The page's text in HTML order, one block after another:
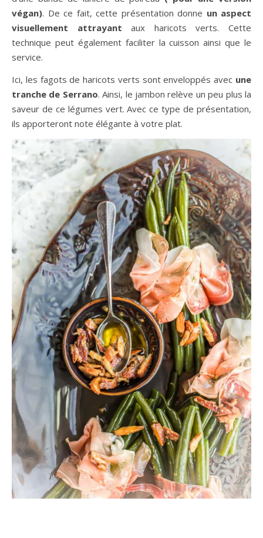
végan). De ce fait, cette présentation donne un aspect
visuellement attrayant aux haricots verts. Cette
technique peut également faciliter la cuisson ainsi que le
service.
Ici, les fagots de haricots verts sont enveloppés avec une
tranche de Serrano. Ainsi, le jambon relève un peu plus la
saveur de ce légumes vert. Avec ce type de présentation,
ils apporteront note élégante à votre plat.